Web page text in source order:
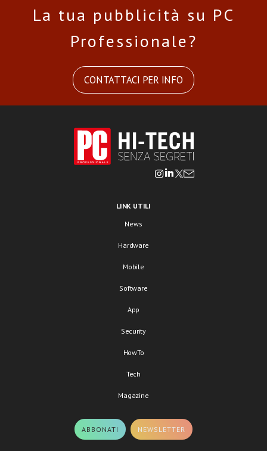
La tua pubblicità su PC
Professionale?
CONTATTACI PER INFO
LINK UTILI
News
Hardware
Mobile
Software
App
Security
HowTo
Tech
Magazine
ABBONATI NEWSLETTER